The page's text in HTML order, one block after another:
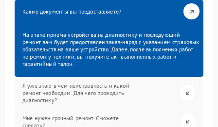
Какие документы вы предоставляете?
На этапе приема устройства на диагностику и последующий
ремонт вам будет предоставлен заказ-наряд с указанием страховых
обязательств на ваше устройство. Далее, после выполнения работ
по ремонту техники, вы получите акт выполненных работ и
гарантийный талон.
Я уже знаю в чем неисправность и какой
ремонт необходим. Для чего проводить
диагностику?
Мне нужен срочный ремонт. Сможете
сделать?